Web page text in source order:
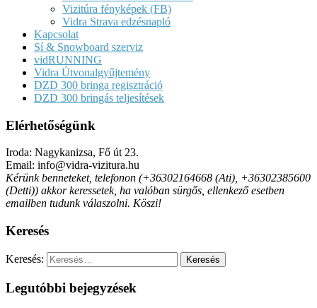
Vizitúra fényképek (FB)
Vidra Strava edzésnapló
Kapcsolat
Sí & Snowboard szerviz
vidRUNNING
Vidra Útvonalgyűjtemény
DZD 300 bringa regisztráció
DZD 300 bringás teljesítések
Elérhetőségünk
Iroda: Nagykanizsa, Fő út 23.
Email: info@vidra-vizitura.hu
Kérünk benneteket, telefonon (+36302164668 (Ati), +36302385600
(Detti)) akkor keressetek, ha valóban sürgős, ellenkező esetben
emailben tudunk válaszolni. Köszi!
Keresés
Keresés:
Legutóbbi bejegyzések